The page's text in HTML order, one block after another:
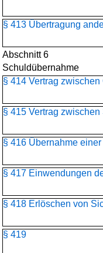
§ 413 Übertragung
Abschnitt 6
Schuldübernahme
§ 414 Vertrag
§ 415 Vertrag
§ 416 Übernahme
§ 417 Einwendungen
§ 418 Erlöschen von
§ 419